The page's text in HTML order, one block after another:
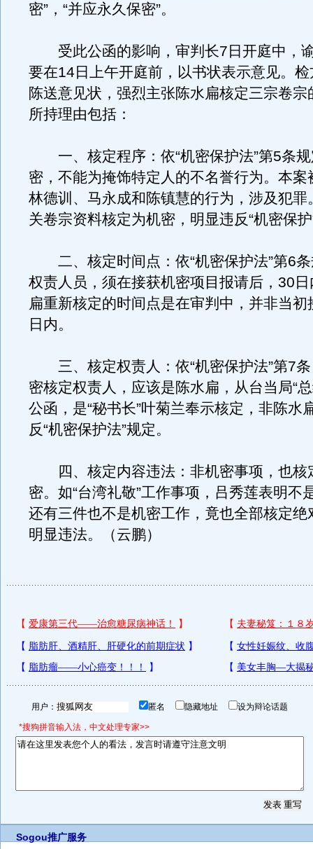
密”，“并应永久保密”。
受此公函的影响，审判长7日开庭中，
要在14日上午开庭前，以书状表示意见。
陈送意见状，强烈主张陈水扁核定三宗卷宗
所持理由包括：
一、核定程序：依“机密保护法”第5条规
密，不能为掩饰特定人的不名誉行为。本案
林德训、马永成和陈镇慧的行为，涉及犯罪
关卷宗资料核定为机密，明显违反“机密保
二、核定时间点：依“机密保护法”第6条
权责人员，须在接获机密项目报请后，30
扁重新核定的时间点是在审判中，并非当初
日内。
三、核定权责人：依“机密保护法”第7条
密核定权责人，应该是陈水扁，从台当局“
公函，是“秘书长”叶菊兰奉示核定，非陈水
反“机密保护法”规定。
四、核定内容违法：非机密事项，也核
密。如“台湾礼敬”工作事项，吕秀莲表明不
还有三件也不是机密工作，竟也全部核定绝
明显违法。（云鹏）
用户： 匿名 隐藏地址 设为辩论话题
*搜狗拼音输入法，中文处理专家>>
Sogou推广服务